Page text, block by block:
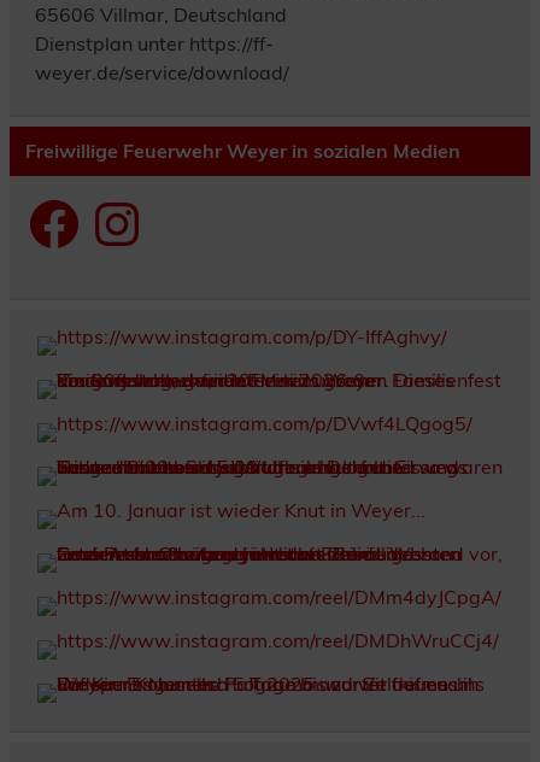
65606 Villmar, Deutschland
Dienstplan unter https://ff-
weyer.de/service/download/
Freiwillige Feuerwehr Weyer in sozialen Medien
FacebookInstagram